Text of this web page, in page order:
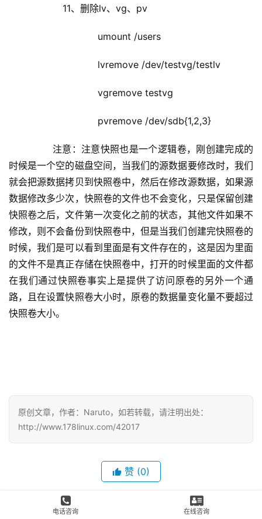
11、删除lv、vg、pv
umount /users
lvremove /dev/testvg/testlv
vgremove testvg
pvremove /dev/sdb{1,2,3}
注意：注意快照也是一个逻辑卷，刚创建完成的
时候是一个空的磁盘空间，当我们的源数据要修改时，我们
就会把源数据拷贝到快照卷中，然后在修改源数据，如果源
数据修改多少次，快照卷的文件也不会变化，只是保留创建
快照卷之后，文件第一次变化之前的状态，其他文件如果不
修改，则不会备份到快照卷中，但是当我们创建完快照卷的
时候，我们是可以看到里面是有文件存在的，这是因为里面
的文件不是真正存储在快照卷中，打开的时候里面的文件都
在我们通过快照卷事实上是提供了访问原卷的另外一个通
路，且在设置快照卷大小时，原卷的数据量变化量不要超过
快照卷大小。
原创文章，作者：Naruto，如若转载，请注明出处：
http://www.178linux.com/42017
赞 (0)
生成海报电话咨询 在线咨询